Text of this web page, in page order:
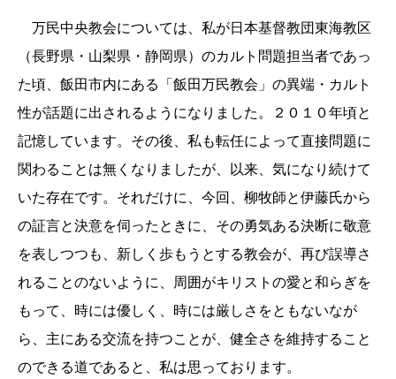
万民中央教会については、私が日本基督教団東海教区
（長野県・山梨県・静岡県）のカルト問題担当者であっ
た頃、飯田市内にある「飯田万民教会」の異端・カルト
性が話題に出されるようになりました。
２０１０年頃と
記憶しています。その後、私も転任によって直接問題に
関わることは無くなりましたが、以来、気になり続けて
いた存在です。それだけに、今回、柳牧師と伊藤氏から
の証言と決意を伺ったときに、その勇気ある決断に敬意
を表しつつも、新しく歩もうとする教会が、再び誤導さ
れることのないように、周囲がキリストの愛と和らぎを
もって、時には優しく、時には厳しさをともないなが
ら、主にある交流を持つことが、健全さを維持すること
のできる道であると、私は思っております。